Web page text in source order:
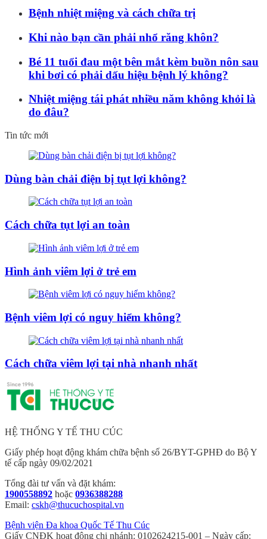
Bệnh nhiệt miệng và cách chữa trị
Khi nào bạn cần phải nhổ răng khôn?
Bé 11 tuổi đau một bên mắt kèm buồn nôn sau
khi bơi có phải dấu hiệu bệnh lý không?
Nhiệt miệng tái phát nhiều năm không khỏi là
do đâu?
Tin tức mới
Dùng bàn chải điện bị tụt lợi không?
Cách chữa tụt lợi an toàn
Hình ảnh viêm lợi ở trẻ em
Bệnh viêm lợi có nguy hiểm không?
Cách chữa viêm lợi tại nhà nhanh nhất
HỆ THỐNG Y TẾ THU CÚC
Giấy phép hoạt động khám chữa bệnh số 26/BYT-GPHĐ do Bộ Y
tế cấp ngày 09/02/2021
Tổng đài tư vấn và đặt khám:
1900558892 hoặc 0936388288
Email: cskh@thucuchospital.vn
Bệnh viện Đa khoa Quốc Tế Thu Cúc
Giấy CNĐK hoạt động chi nhánh: 0102624215-001 – Ngày cấp: